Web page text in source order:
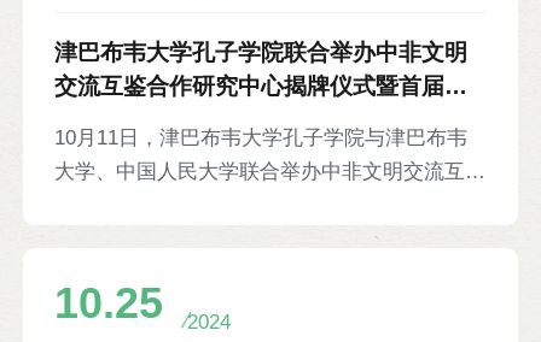
克国立大学校长施密特、当地大中学生及家长代
表等千余人参加。
津巴布韦大学孔子学院联合举办中非文明
交流互鉴合作研究中心揭牌仪式暨首届中
10月11日，津巴布韦大学孔子学院与津巴布韦
大学、中国人民大学联合举办中非文明交流互鉴
中心由津巴布韦大学与中国人民大学合作设立，
等。论坛以“中国式现代化与构建中非全天候命
10.25 2024